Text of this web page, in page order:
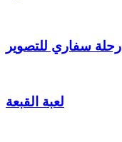
رحلة سفاري للتصوير
لعبة القبعة